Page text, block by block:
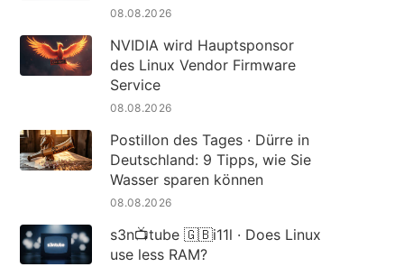
08.08.2026
NVIDIA wird Hauptsponsor
des Linux Vendor Firmware
Service
08.08.2026
Postillon des Tages · Dürre in
Deutschland: 9 Tipps, wie Sie
Wasser sparen können
08.08.2026
s3n📺tube 🇬🇧i11l · Does Linux
use less RAM?